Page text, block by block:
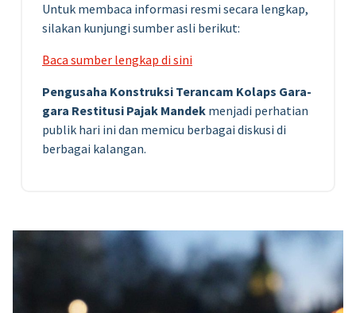
Untuk membaca informasi resmi secara lengkap,
silakan kunjungi sumber asli berikut:
Baca sumber lengkap di sini
Pengusaha Konstruksi Terancam Kolaps Gara-
gara Restitusi Pajak Mandek menjadi perhatian
publik hari ini dan memicu berbagai diskusi di
berbagai kalangan.